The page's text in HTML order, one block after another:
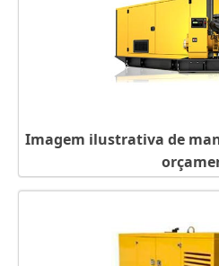
Imagem ilustrativa de